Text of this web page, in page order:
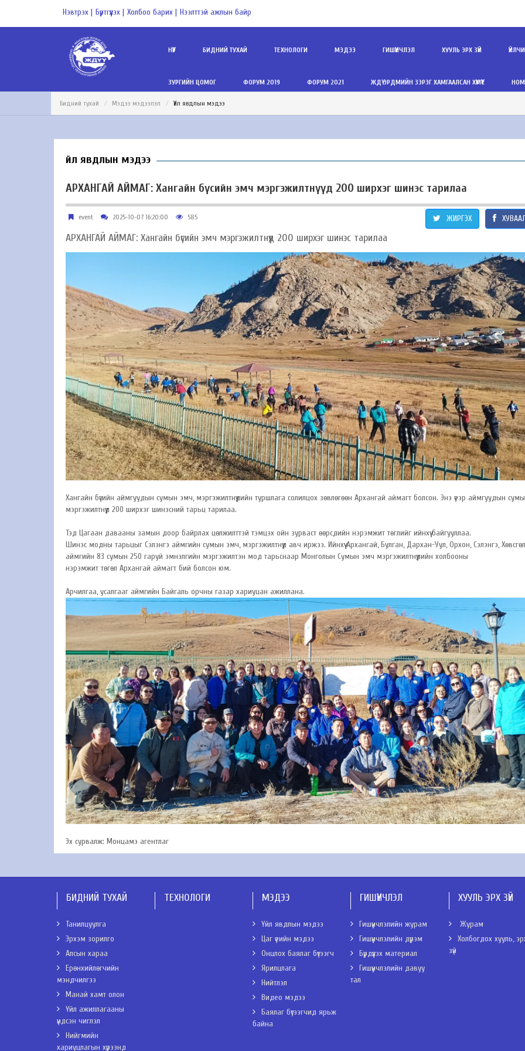
Нэвтрэх | Бүртгүүлэх | Холбоо барих | Нээлттэй ажлын байр
НҮҮР БИДНИЙ ТУХАЙ ТЕХНОЛОГИ МЭДЭЭ ГИШҮҮНЧЛЭЛ ХУУЛЬ ЭРХ ЗҮЙ
ЗУРГИЙН ЦОМОГ ФОРУМ 2019 ФОРУМ 2021 ЖДҮ ЭРДМИЙН ЗЭРЭГ ХАМГААЛСАН ХҮМҮҮС НОМ
Бидний тухай Мэдээ мэдээлэл Үйл явдлын мэдээ
Үйл явдлын мэдээ
АРХАНГАЙ АЙМАГ: Хангайн бүсийн эмч мэргэжилтнүүд 200 ширхэг шинэс тарилаа
event 2025-10-07 16:20:00 585 ЖИРГЭХ
АРХАНГАЙ АЙМАГ: Хангайн бүсийн эмч мэргэжилтнүүд 200 ширхэг шинэс тарилаа
Хангайн бүсийн аймгуудын сумын эмч, мэргэжилтнүүдийн туршлага солилцох зөвлөгөөн Архангай аймагт болсон. Энэ үеэр аймгуудын
мэргэжилтнүүд 200 ширхэг шинэсний тарьц тарилаа.
Тэд Цагаан давааны замын доор байрлах цөлжилттэй тэмцэх ойн зурваст өөрсдийн нэрэмжит төглийг ийнхүү байгууллаа.
Шинэс модны тарьцыг Сэлэнгэ аймгийн сумын эмч, мэргэжилтнүүд авч иржээ. Ийнхүү Архангай, Булган, Дархан-Уул, Орхон, Сэлэнгэ, Хөвсгөл
аймгийн 83 сумын 250 гаруй эмнэлгийн мэргэжилтэн мод тарьснаар Монголын Сумын эмч мэргэжилтнүүдийн холбооны
нэрэмжит төгөл Архангай аймагт бий болсон юм.
Арчилгаа, усалгааг аймгийн Байгаль орчны газар хариуцан ажиллана.
Эх сурвалж: Монцамэ агентлаг
БИДНИЙ ТУХАЙ
Танилцуулга
Эрхэм зорилго
Алсын хараа
Ерөнхийлөгчийн
мэндчилгээ
Манай хамт олон
Үйл ажиллагааны
үндсэн чиглэл
Нийгмийн
хариуцлагын хүрээнд
ТЕХНОЛОГИ МЭДЭЭ
Үйл явдлын мэдээ
Цаг үеийн мэдээ
Онцлох баялаг бүтээгч
Ярилцлага
Нийтлэл
Видео мэдээ
Баялаг бүтээгчид ярьж
байна
ГИШҮҮНЧЛЭЛ
Гишүүнчлэлийн журам
Гишүүнчлэлийн дүрэм
Бүрдүүлэх материал
Гишүүнчлэлийн давуу
тал
ХУУЛЬ ЭРХ ЗҮЙ
Журам
Холбогдох хууль,
зүй